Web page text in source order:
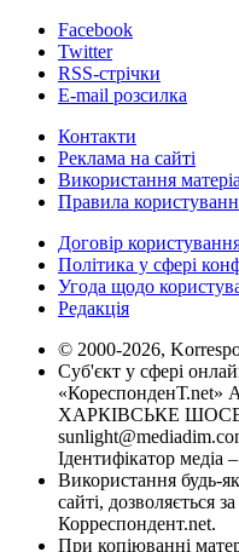
Facebook
Twitter
RSS-стрічки
E-mail розсилка
Контакти
Реклама на сайті
Використання
Правила
Договір
Політика у сфері
Угода щодо
Редакція
© 2000-2026,
Суб'єкт у сфері
«КореспонденТ.net»
ХАРКІВСЬКЕ ШОСЕ,
Ідентифікатор медіа
Використання будь-
сайті, дозволяється
Корреспондент.net.
При копіюванні